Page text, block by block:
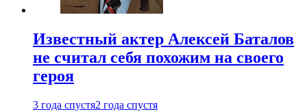
Известный актер Алексей Баталов
не считал себя похожим на своего
героя
3 года спустя2 года спустя